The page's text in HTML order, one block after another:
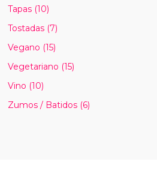
Tapas (10)
Tostadas (7)
Vegano (15)
Vegetariano (15)
Vino (10)
Zumos / Batidos (6)